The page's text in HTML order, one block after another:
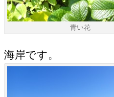
青い花
海岸です。